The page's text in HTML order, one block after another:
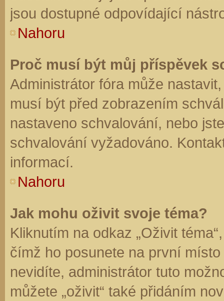
jsou dostupné odpovídající
Nahoru
Proč musí být můj příspěvek
Administrátor fóra může
musí být před zobrazením
nastaveno schvalování, nebo
schvalování vyžadováno.
informací.
Nahoru
Jak mohu oživit svoje téma?
Kliknutím na odkaz „Oživit
čímž ho posunete na první
nevidíte, administrátor tuto
můžete „oživit“ také přidáním